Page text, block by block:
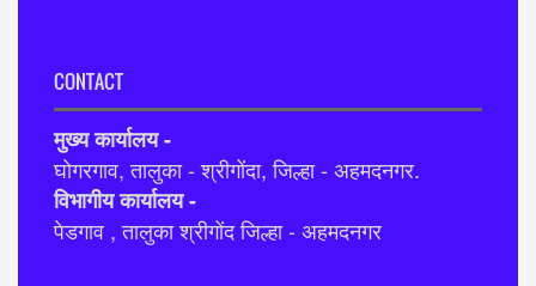
CONTACT
मुख्य कार्यालय -
घोगरगाव, तालुका - श्रीगोंदा, जिल्हा - अहमदनगर.
विभागीय कार्यालय -
पेडगाव , तालुका श्रीगोंद जिल्हा - अहमदनगर